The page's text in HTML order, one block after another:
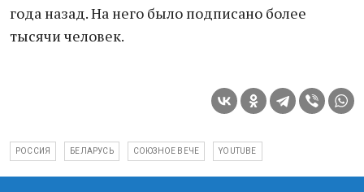
года назад. На него было подписано более
тысячи человек.
РОССИЯ БЕЛАРУСЬ СОЮЗНОЕ ВЕЧЕ YOUTUBE